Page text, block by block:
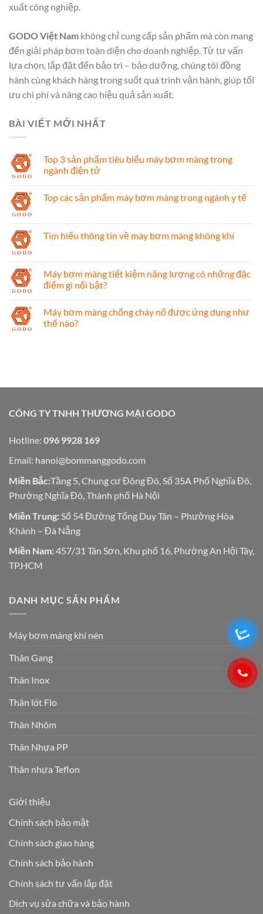
xuất công nghiệp.
GODO Việt Nam không chỉ cung cấp sản phẩm mà còn mang
đến giải pháp bơm toàn diện cho doanh nghiệp. Từ tư vấn
lựa chọn, lắp đặt đến bảo trì – bảo dưỡng, chúng tôi đồng
hành cùng khách hàng trong suốt quá trình vận hành, giúp tối
ưu chi phí và nâng cao hiệu quả sản xuất.
BÀI VIẾT MỚI NHẤT
Top 3 sản phẩm tiêu biểu máy bơm màng trong
ngành điện tử
Top các sản phẩm máy bơm màng trong ngành y tế
Tìm hiểu thông tin về máy bơm màng không khí
Máy bơm màng tiết kiệm năng lượng có những đặc
điểm gì nổi bật?
Máy bơm màng chống cháy nổ được ứng dụng như
thế nào?
CÔNG TY TNHH THƯƠNG MẠI GODO
Hotline: 096 9928 169
Email: hanoi@bommanggodo.com
Miền Bắc:Tầng 5, Chung cư Đông Đô, Số 35A Phố Nghĩa Đô,
Phường Nghĩa Đô, Thành phố Hà Nội
Miền Trung: Số 54 Đường Tống Duy Tân – Phường Hòa
Khánh – Đà Nẵng
Miền Nam: 457/31 Tân Sơn, Khu phố 16, Phường An Hội Tây,
TP.HCM
DANH MỤC SẢN PHẨM
Máy bơm màng khí nén
Thân Gang
Thân Inox
Thân lót Flo
Thân Nhôm
Thân Nhựa PP
Thân nhựa Teflon
Giới thiệu
Chính sách bảo mật
Chính sách giao hàng
Chính sách bảo hành
Chính sách tư vấn lắp đặt
Dịch vụ sửa chữa và bảo hành